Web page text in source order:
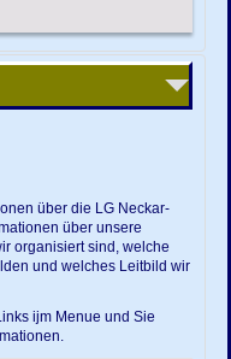
über die LG Neckar-
über unsere
organisiert sind, welche
und welches Leitbild wir
ijm Menue und Sie